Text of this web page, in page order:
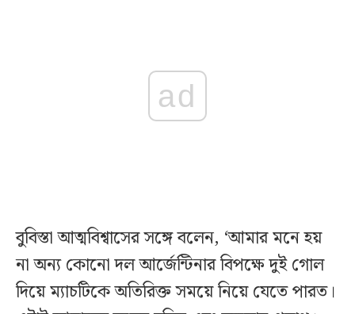
ad
বুবিস্তা আত্মবিশ্বাসের সঙ্গে বলেন, ‘আমার মনে হয়
না অন্য কোনো দল আর্জেন্টিনার বিপক্ষে দুই গোল
দিয়ে ম্যাচটিকে অতিরিক্ত সময়ে নিয়ে যেতে পারত।